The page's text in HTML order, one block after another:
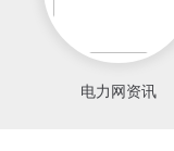
电力网资讯